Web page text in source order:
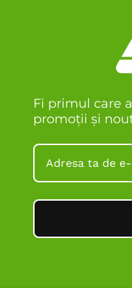
Fi primul care
promoții și